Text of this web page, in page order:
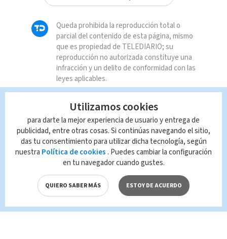
Queda prohibida la reproducción total o
parcial del contenido de esta página, mismo
que es propiedad de TELEDIARIO; su
reproducción no autorizada constituye una
infracción y un delito de conformidad con las
leyes aplicables.
Utilizamos cookies
para darte la mejor experiencia de usuario y entrega de
publicidad, entre otras cosas. Si continúas navegando el sitio,
das tu consentimiento para utilizar dicha tecnología, según
nuestra Política de cookies . Puedes cambiar la configuración
en tu navegador cuando gustes.
QUIERO SABER MÁS ESTOY DE ACUERDO